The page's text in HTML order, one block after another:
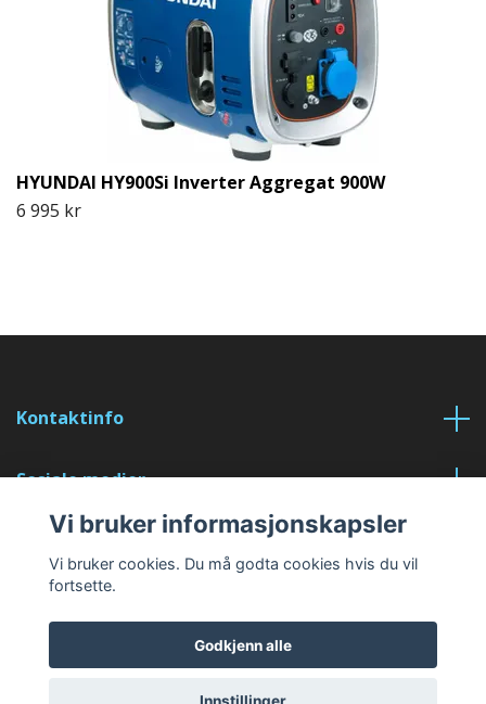
HYUNDAI HY900Si Inverter Aggregat 900W
6 995 kr
Kontaktinfo
Sosiale medier
© 2026 Collect Moments
Vi bruker informasjonskapsler
Vi bruker cookies. Du må godta cookies hvis du vil
fortsette.
Godkjenn alle